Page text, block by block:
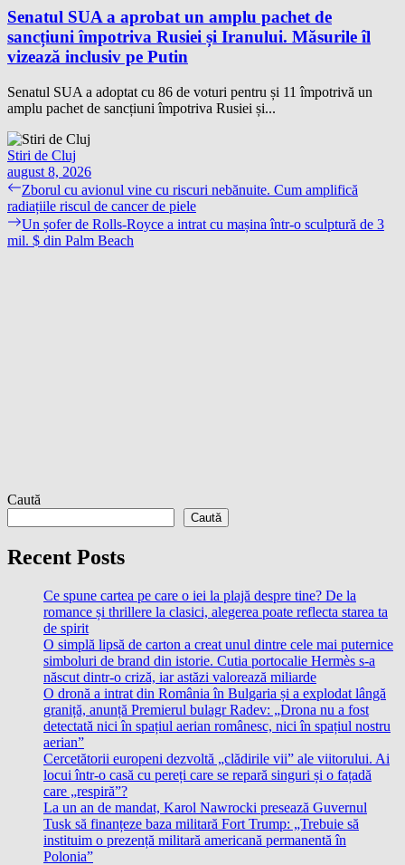
Senatul SUA a aprobat un amplu pachet de
sancțiuni împotriva Rusiei și Iranului. Măsurile îl
vizează inclusiv pe Putin
Senatul SUA a adoptat cu 86 de voturi pentru și 11 împotrivă un
amplu pachet de sancțiuni împotriva Rusiei și...
Stiri de Cluj
august 8, 2026
Navigare
în
articole
Previous
post:
Zborul cu avionul vine cu riscuri nebănuite. Cum amplifică
radiațiile riscul de cancer de piele
Next
post:
Un șofer de Rolls-Royce a intrat cu mașina într-o sculptură de 3
mil. $ din Palm Beach
Caută
Caută
Recent Posts
Ce spune cartea pe care o iei la plajă despre tine? De la
romance și thrillere la clasici, alegerea poate reflecta starea ta
de spirit
O simplă lipsă de carton a creat unul dintre cele mai puternice
simboluri de brand din istorie. Cutia portocalie Hermès s-a
născut dintr-o criză, iar astăzi valorează miliarde
O dronă a intrat din România în Bulgaria și a explodat lângă
graniță, anunță Premierul bulagr Radev: „Drona nu a fost
detectată nici în spațiul aerian românesc, nici în spațiul nostru
aerian”
Cercetătorii europeni dezvoltă „clădirile vii” ale viitorului. Ai
locui într-o casă cu pereți care se repară singuri și o fațadă
care „respiră”?
La un an de mandat, Karol Nawrocki presează Guvernul
Tusk să finanțeze baza militară Fort Trump: „Trebuie să
instituim o prezență militară americană permanentă în
Polonia”